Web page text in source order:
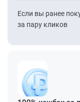
Если вы ранее
за пару кликов